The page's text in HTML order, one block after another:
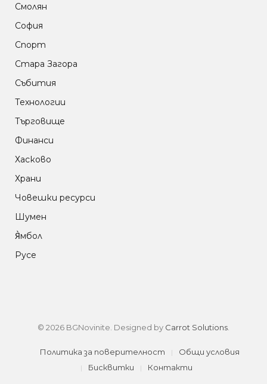
Смолян
София
Спорт
Стара Загора
Събития
Технологии
Търговище
Финанси
Хасково
Храни
Човешки ресурси
Шумен
Я̀мбол
Русе
© 2026 BGNovinite. Designed by Carrot Solutions
Политика за поверителност
Общи условия
Бисквитки
Контакти